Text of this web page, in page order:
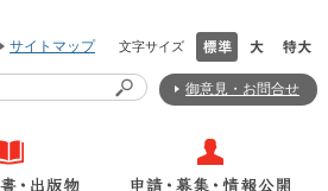
サイトマップ 文字サイズ
御意見・お問合せ